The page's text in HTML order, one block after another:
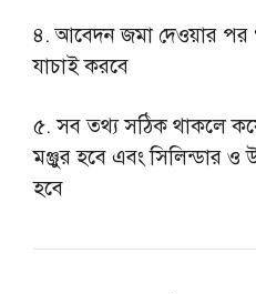
৪. আবেদন জমা দেওয়ার পর
যাচাই করবে
৫. সব তথ্য সঠিক থাকলে
মঞ্জুর হবে এবং সিলিন্ডার ও
হবে